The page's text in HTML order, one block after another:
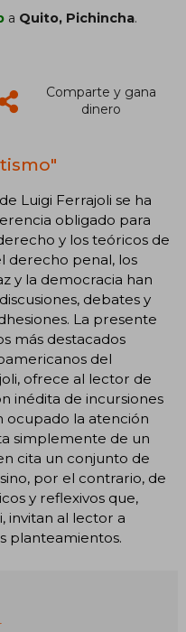
a Quito, Pichincha.
Comparte y gana
dinero
Luigi Ferrajoli se ha
obligado para
y los teóricos de
derecho penal, los
y la democracia han
debates y
La presente
más destacados
del
ofrece al lector de
inédita de incursiones
ocupado la atención
simplemente de un
cita un conjunto de
por el contrario, de
y reflexivos que,
invitan al lector a
planteamientos.